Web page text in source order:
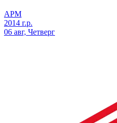
АРМ
2014 г.р.
06 авг, Четверг